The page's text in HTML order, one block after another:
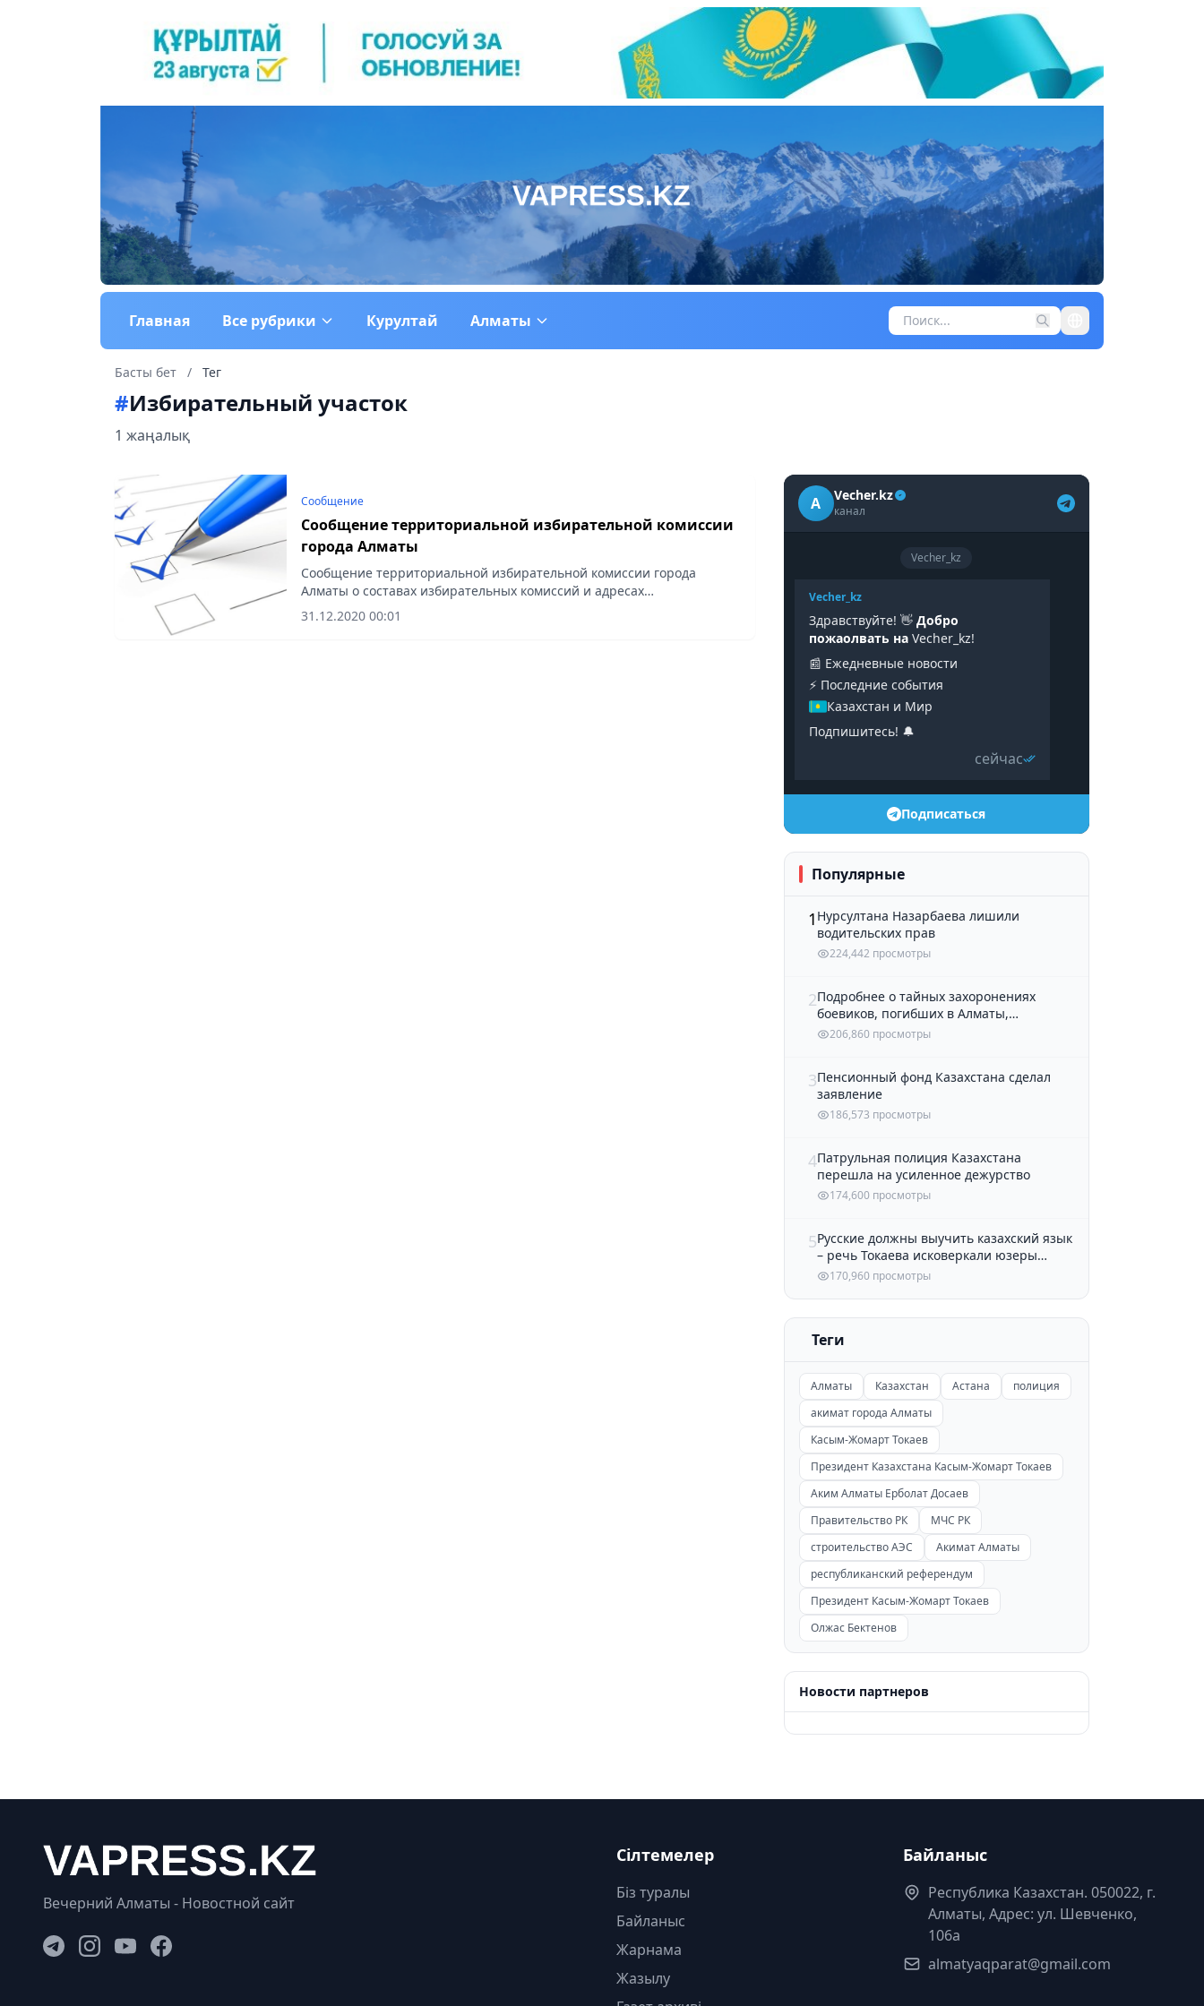
Главная Все рубрики Курултай Алматы
Басты бет / Тег
#Избирательный участок
1 жаңалық
Сообщение
Сообщение территориальной избирательной комиссии
города Алматы
Сообщение территориальной избирательной комиссии города
Алматы о составах избирательных комиссий и адресах
избирательных участков на выборах депутатов Мажилиса
Парламента Республики Казахстан и...
31.12.2020 00:01
A Vecher.kz
канал
Vecher_kz
Vecher_kz
Здравствуйте! 👋 Добро
пожаолвать наVecher_kz!
📰 Ежедневные новости
⚡️ Последние события
Казахстан и Мир
Подпишитесь! 🔔
сейчас
Подписаться
Популярные
1 Нурсултана Назарбаева лишили
водительских прав
224,442 просмотры
2Подробнее о тайных захоронениях
боевиков, погибших в Алматы,
рассказали в полиции
206,860 просмотры
3Пенсионный фонд Казахстана сделал
заявление
186,573 просмотры
4Патрульная полиция Казахстана
перешла на усиленное дежурство
174,600 просмотры
5Русские должны выучить казахский язык
– речь Токаева исковеркали юзеры
Казнета
170,960 просмотры
Теги
Алматы Казахстан Астана
полиция
акимат города Алматы
Касым-Жомарт Токаев
Президент Казахстана Касым-Жомарт Токаев
Аким Алматы Ерболат Досаев
Правительство РК
МЧС РК
строительство АЭС
Акимат Алматы
республиканский референдум
Президент Касым-Жомарт Токаев
Олжас Бектенов
Новости партнеров
Вечерний Алматы - Новостной сайт
Сілтемелер
Біз туралы
Байланыс
Жарнама
Жазылу
Байланыс
Республика Казахстан. 050022, г.
Алматы, Адрес: ул. Шевченко,
106а
almatyaqparat@gmail.com